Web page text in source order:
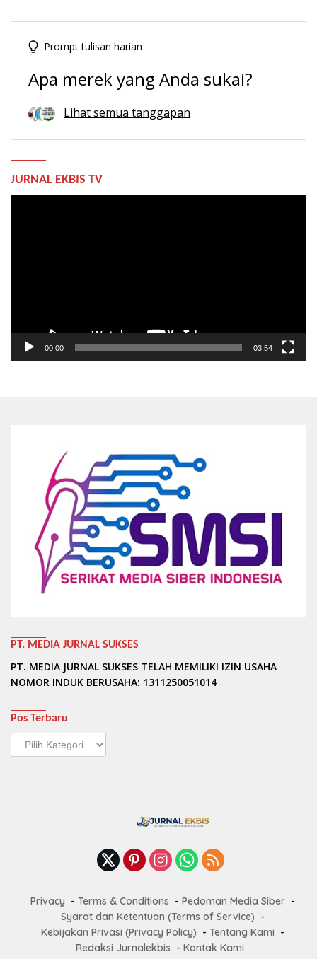
Prompt tulisan harian
Apa merek yang Anda sukai?
Lihat semua tanggapan
JURNAL EKBIS TV
00:00 03:54
PT. MEDIA JURNAL SUKSES
PT. MEDIA JURNAL SUKSES TELAH MEMILIKI IZIN USAHA
NOMOR INDUK BERUSAHA: 1311250051014
Pos Terbaru
Pos
Terbaru
Privacy Terms & Conditions
Pedoman Media Siber
Syarat dan Ketentuan (Terms of Service)
Kebijakan Privasi (Privacy Policy)
Tentang Kami
Redaksi Jurnalekbis
Kontak Kami